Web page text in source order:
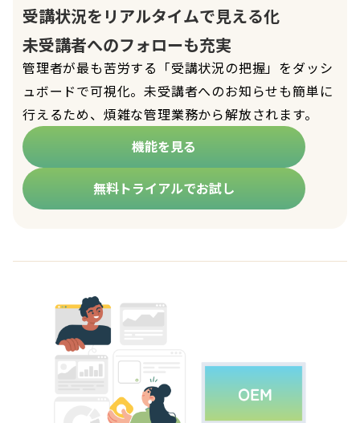
受講状況をリアルタイムで見える化
未受講者へのフォローも充実
管理者が最も苦労する「受講状況の把握」をダッシ
ュボードで可視化。未受講者へのお知らせも簡単に
行えるため、煩雑な管理業務から解放されます。
機能を見る
無料トライアルでお試し